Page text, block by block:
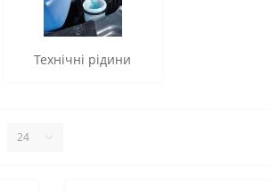
Технічні рідини